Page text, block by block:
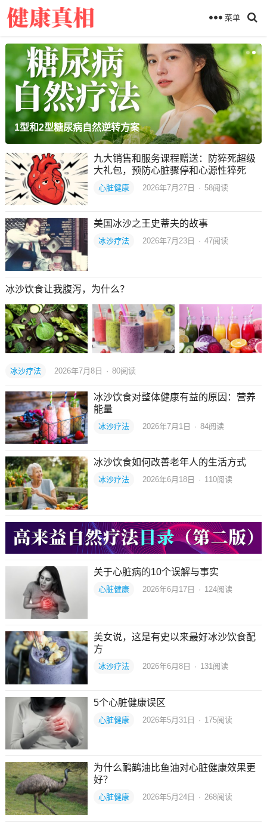
菜单
1型和2型糖尿病自然逆转方案
九大销售和服务课程赠送：防猝死超级
大礼包，预防心脏骤停和心源性猝死
心脏健康 2026年7月27日 · 58阅读
美国冰沙之王史蒂夫的故事
冰沙疗法 2026年7月23日 · 47阅读
冰沙饮食让我腹泻，为什么？
冰沙疗法 2026年7月8日 · 80阅读
冰沙饮食对整体健康有益的原因：营养
能量
冰沙疗法 2026年7月1日 · 84阅读
冰沙饮食如何改善老年人的生活方式
冰沙疗法 2026年6月18日 · 110阅读
关于心脏病的10个误解与事实
心脏健康 2026年6月17日 · 124阅读
美女说，这是有史以来最好冰沙饮食配
方
冰沙疗法 2026年6月8日 · 131阅读
5个心脏健康误区
心脏健康 2026年5月31日 · 175阅读
为什么鸸鹋油比鱼油对心脏健康效果更
好？
心脏健康 2026年5月24日 · 268阅读